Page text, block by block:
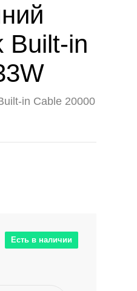
Built-in
in Cable 20000
Есть в наличии